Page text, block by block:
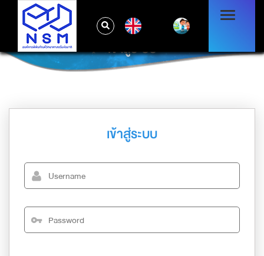
เข้าสู่ระบบ
เข้าสู่ระบบ